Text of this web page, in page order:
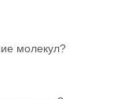
молекул?